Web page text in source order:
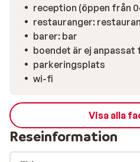
reception (öppen från
restauranger:
barer: bar
boendet är ej
parkeringsplats
wi-fi
Visa alla
Reseinformation